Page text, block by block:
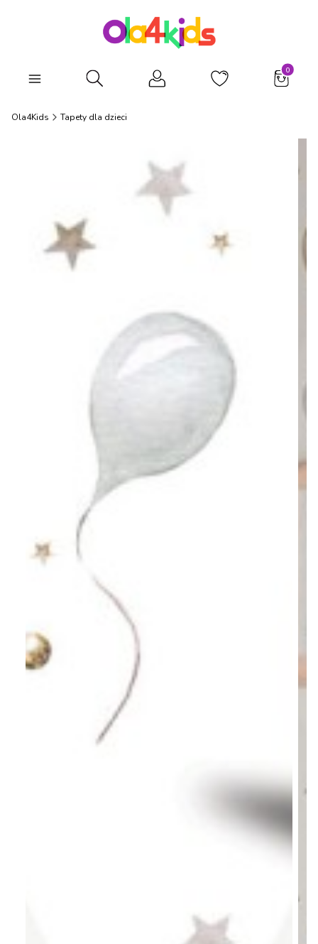
Otwórz wyszukiwarkę
Ola4Kids Tapety dla dzieci